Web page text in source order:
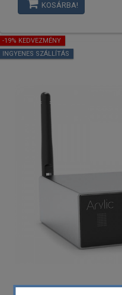
KOSÁRBA!
-19% KEDVEZMÉNY
INGYENES SZÁLLÍTÁS